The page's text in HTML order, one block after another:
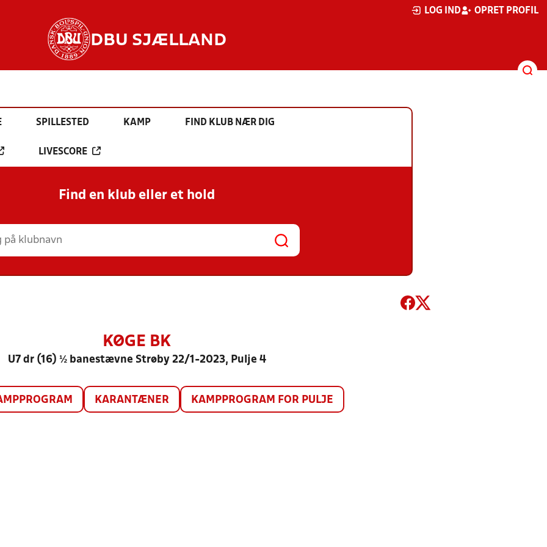
LOG IND OPRET PROFIL
DBU SJÆLLAND
SPILLESTED KAMP FIND KLUB NÆR DIG
LIVESCORE
Find en klub eller et hold
KØGE BK
U7 dr (16) ½ banestævne Strøby 22/1-2023, Pulje 4
KARANTÆNER KAMPPROGRAM FOR PULJE